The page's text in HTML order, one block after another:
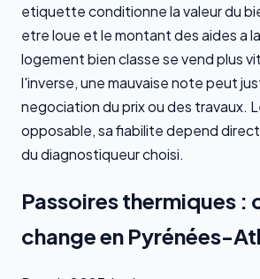
etiquette conditionne la valeur du
etre loue et le montant des aides a
logement bien classe se vend plus
l'inverse, une mauvaise note peut
negociation du prix ou des travaux.
opposable, sa fiabilite depend
du diagnostiqueur choisi.
Passoires thermiques :
change en Pyrénées-